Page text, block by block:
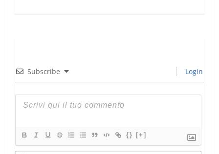
Subscribe Login
{} [+]